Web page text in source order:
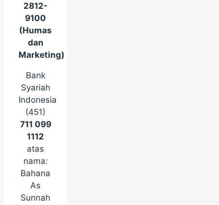
2812-
9100
(Humas
dan
Marketing)
Bank
Syariah
Indonesia
(451)
711 099
1112
atas
nama:
Bahana
As
Sunnah